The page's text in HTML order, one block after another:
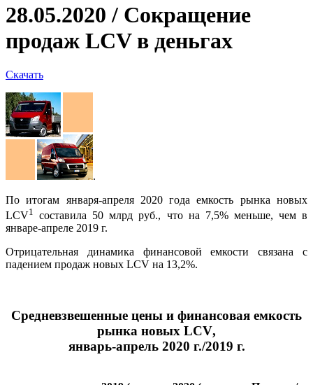
28.05.2020 / Сокращение
продаж LCV в деньгах
Скачать
.
По итогам января-апреля 2020 года емкость рынка новых
LCV1 составила 50 млрд руб., что на 7,5% меньше, чем в
январе-апреле 2019 г.
Отрицательная динамика финансовой емкости связана с
падением продаж новых LCV на 13,2%.
Средневзвешенные цены и финансовая емкость
рынка новых LCV,
январь-апрель 2020 г./2019 г.